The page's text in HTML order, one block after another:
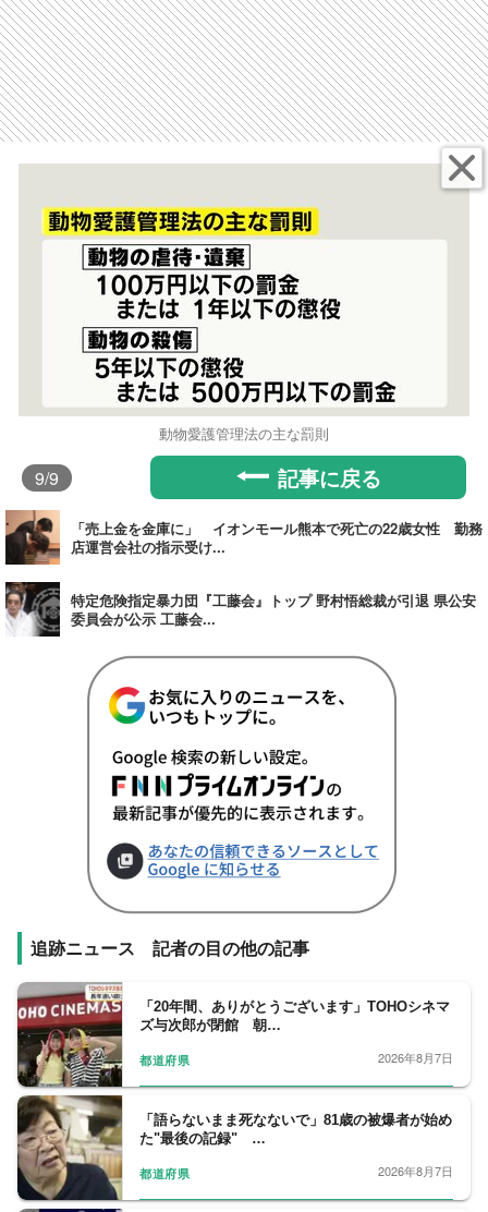
動物愛護管理法の主な罰則
9/9 記事に戻る
「売上金を金庫に」 イオンモール熊本で死亡の22歳女性 勤務
店運営会社の指示受け...
特定危険指定暴力団『工藤会』トップ 野村悟総裁が引退 県公安
委員会が公示 工藤会...
追跡ニュース 記者の目の他の記事
「20年間、ありがとうございます」TOHOシネマ
ズ与次郎が閉館 朝…
都道府県 2026年8月7日
「語らないまま死なないで」81歳の被爆者が始め
た"最後の記録" …
都道府県 2026年8月7日